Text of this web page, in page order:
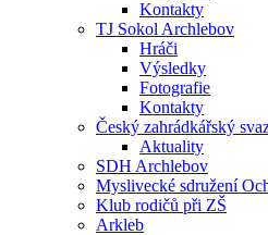
Kontakty
TJ Sokol Archlebov
Hráči
Výsledky
Fotografie
Kontakty
Český zahrádkářský
Aktuality
SDH Archlebov
Myslivecké sdružení
Klub rodičů při ZŠ
Arkleb